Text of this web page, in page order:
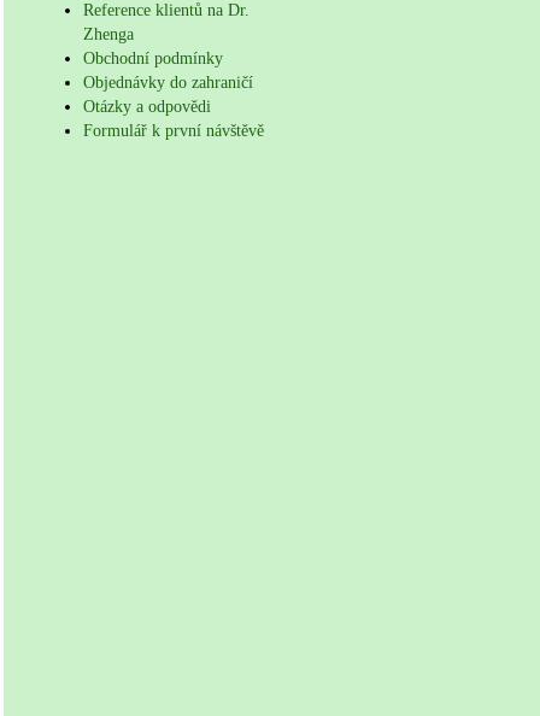
Reference klientů na Dr.
Zhenga
Obchodní podmínky
Objednávky do zahraničí
Otázky a odpovědi
Formulář k první návštěvě